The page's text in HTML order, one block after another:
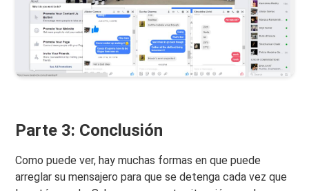
Parte 3: Conclusión
Como puede ver, hay muchas formas en que puede
arreglar su mensajero para que se detenga cada vez que